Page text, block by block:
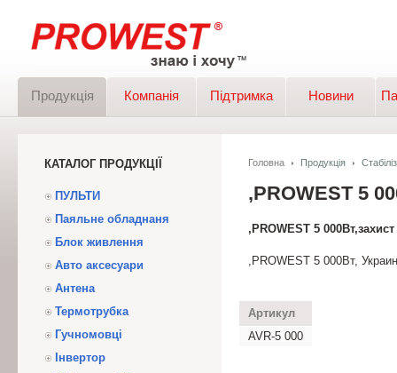
Продукція Компанія Підтримка Новини
КАТАЛОГ ПРОДУКЦІЇ
ПУЛЬТИ
Паяльне обладнаня
Блок живлення
Авто аксесуари
Антена
Термотрубка
Гучномовці
Інвертор
Головна Продукція
,PROWEST 5
,PROWEST 5
,PROWEST 5 000Вт,
Артикул
AVR-5 000